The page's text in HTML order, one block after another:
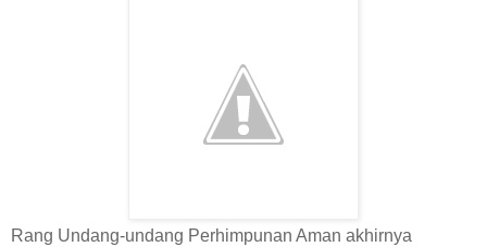
Rang Undang-undang Perhimpunan Aman akhirnya